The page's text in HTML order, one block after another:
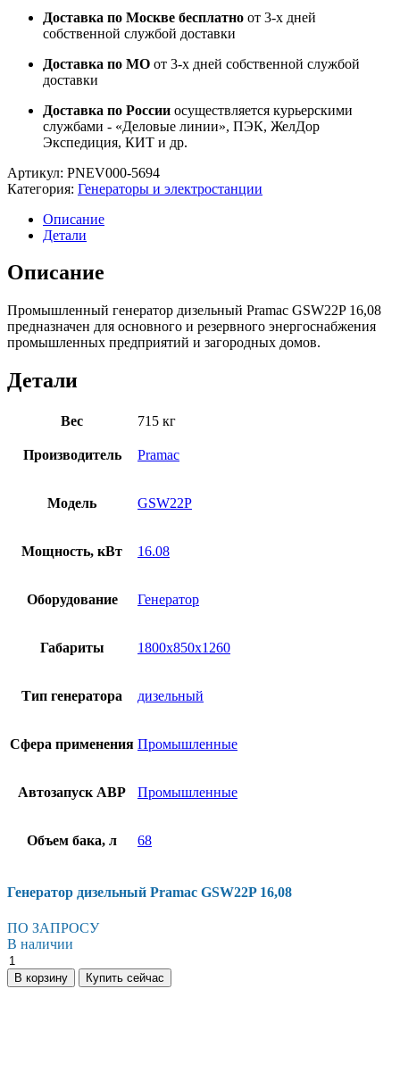
Доставка по Москве бесплатно от 3-х дней
собственной службой доставки
Доставка по МО от 3-х дней собственной службой
доставки
Доставка по России осуществляется курьерскими
службами - «Деловые линии», ПЭК, ЖелДор
Экспедиция, КИТ и др.
Артикул: PNEV000-5694
Категория: Генераторы и электростанции
Описание
Детали
Описание
Промышленный генератор дизельный Pramac GSW22P 16,08
предназначен для основного и резервного энергоснабжения
промышленных предприятий и загородных домов.
Детали
Вес 715 кг
Производитель Pramac
Модель GSW22P
Мощность, кВт 16.08
Оборудование Генератор
Габариты 1800x850x1260
Тип генератора дизельный
Сфера применения Промышленные
Автозапуск АВР Промышленные
Объем бака, л 68
Генератор дизельный Pramac GSW22P 16,08
ПО ЗАПРОСУ
В наличии
Генератор
дизельный
Pramac
В корзину Купить сейчас